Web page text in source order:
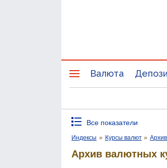
Валюта
Все показатели
Индексы » Курсы валют »
Архив валютных